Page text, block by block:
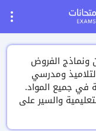
ونماذج الفروض
والاختبارات وتقييم المكتسبات 2026 لتلاميذ ومدرسي
في جميع المواد.
والسير على